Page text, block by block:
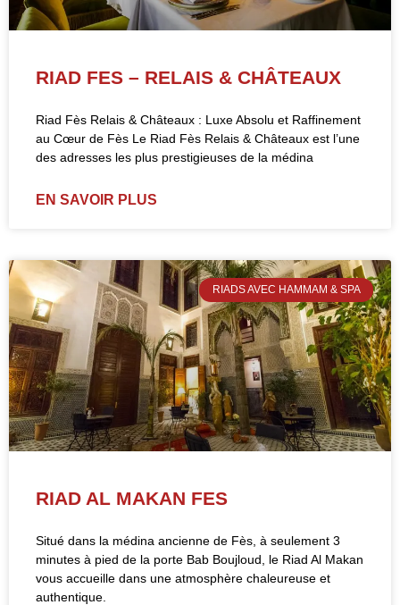
RIAD FES – RELAIS & CHÂTEAUX
Riad Fès Relais & Châteaux : Luxe Absolu et Raffinement
au Cœur de Fès Le Riad Fès Relais & Châteaux est l’une
des adresses les plus prestigieuses de la médina
EN SAVOIR PLUS
RIADS AVEC HAMMAM & SPA
RIAD AL MAKAN FES
Situé dans la médina ancienne de Fès, à seulement 3
minutes à pied de la porte Bab Boujloud, le Riad Al Makan
vous accueille dans une atmosphère chaleureuse et
authentique.